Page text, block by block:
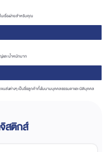
เรื่องง่ายสำหรับคุณ
และน้ำหนักมาก
ขนส่งต่างๆ เป็นชื่อลูกค้าทั้งในนามบุคคลธรรมดาและนิติบุคคล
สติกส์